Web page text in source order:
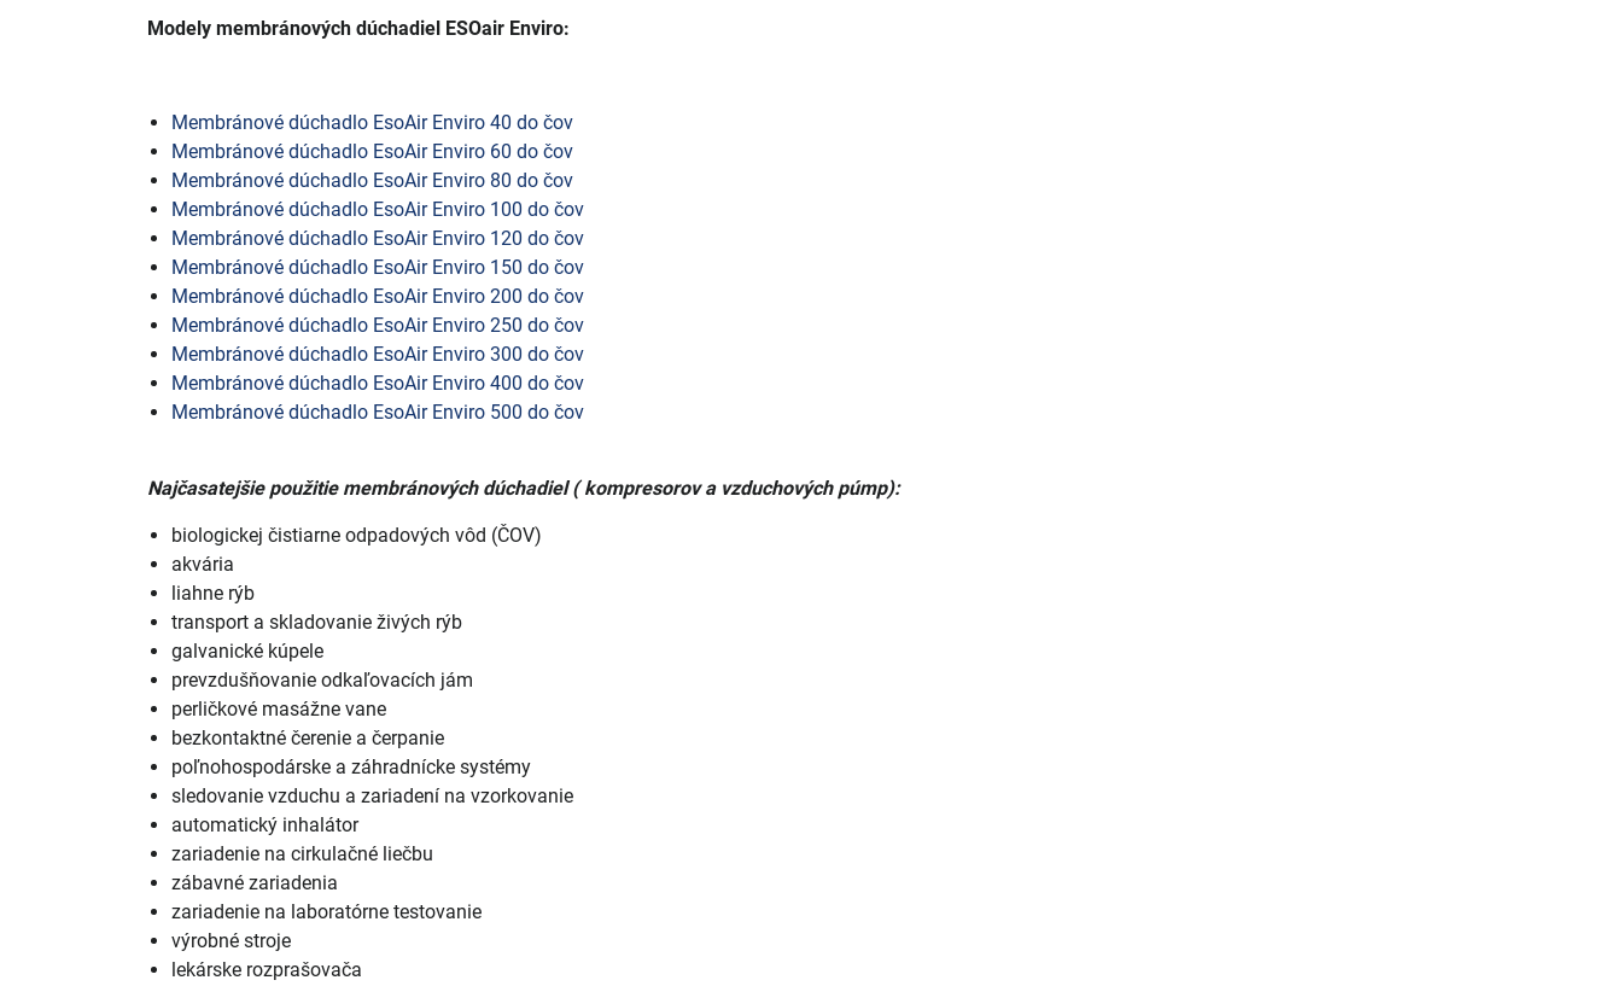
Modely membránových dúchadiel ESOair Enviro:
Membránové dúchadlo EsoAir Enviro 40 do čov
Membránové dúchadlo EsoAir Enviro 60 do čov
Membránové dúchadlo EsoAir Enviro 80 do čov
Membránové dúchadlo EsoAir Enviro 100 do čov
Membránové dúchadlo EsoAir Enviro 120 do čov
Membránové dúchadlo EsoAir Enviro 150 do čov
Membránové dúchadlo EsoAir Enviro 200 do čov
Membránové dúchadlo EsoAir Enviro 250 do čov
Membránové dúchadlo EsoAir Enviro 300 do čov
Membránové dúchadlo EsoAir Enviro 400 do čov
Membránové dúchadlo EsoAir Enviro 500 do čov
Najčasatejšie použitie membránových dúchadiel ( kompresorov a vzduchových púmp):
biologickej čistiarne odpadových vôd (ČOV)
akvária
liahne rýb
transport a skladovanie živých rýb
galvanické kúpele
prevzdušňovanie odkaľovacích jám
perličkové masážne vane
bezkontaktné čerenie a čerpanie
poľnohospodárske a záhradnícke systémy
sledovanie vzduchu a zariadení na vzorkovanie
automatický inhalátor
zariadenie na cirkulačné liečbu
zábavné zariadenia
zariadenie na laboratórne testovanie
výrobné stroje
lekárske rozprašovača